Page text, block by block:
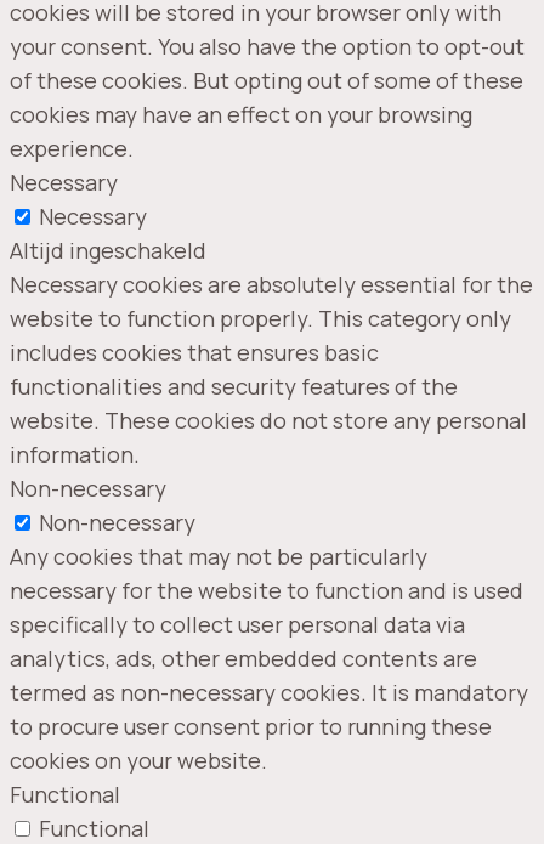
cookies will be stored in your browser only with
your consent. You also have the option to opt-out
of these cookies. But opting out of some of these
cookies may have an effect on your browsing
experience.
Necessary
Necessary
Altijd ingeschakeld
Necessary cookies are absolutely essential for the
website to function properly. This category only
includes cookies that ensures basic
functionalities and security features of the
website. These cookies do not store any personal
information.
Non-necessary
Non-necessary
Any cookies that may not be particularly
necessary for the website to function and is used
specifically to collect user personal data via
analytics, ads, other embedded contents are
termed as non-necessary cookies. It is mandatory
to procure user consent prior to running these
cookies on your website.
Functional
Functional